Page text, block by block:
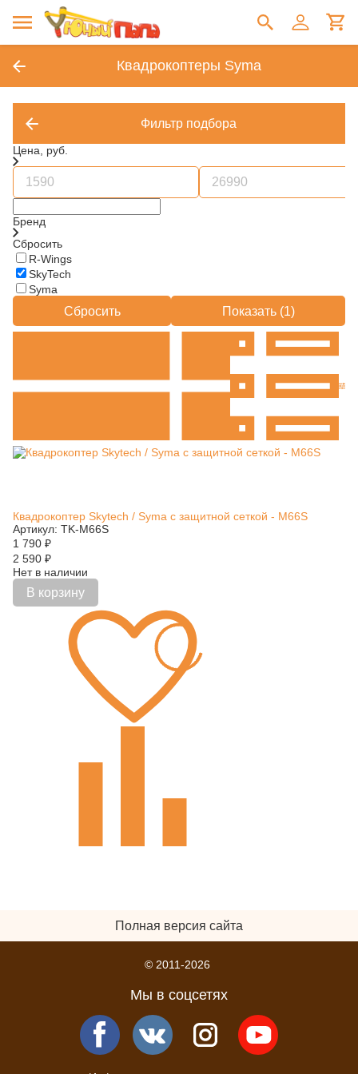
Квадрокоптеры Syma
Фильтр подбора
Цена, руб.
Бренд
Сбросить
R-Wings
SkyTech
Syma
Сбросить Показать (1)
Квадрокоптер Skytech / Syma с защитной сеткой - M66S
Артикул: TK-M66S
1 790 ₽
2 590 ₽
Нет в наличии
В корзину
Полная версия сайта
© 2011-2026
Мы в соцсетях